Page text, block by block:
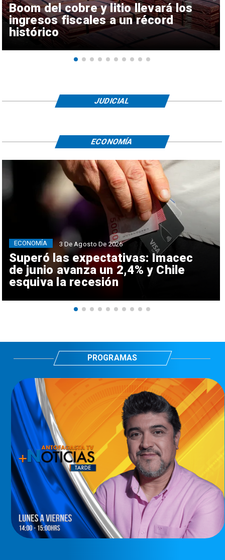
Boom del cobre y litio llevará los
ingresos fiscales a un récord
histórico
JUDICIAL
Superó las expectativas: Imacec
de junio avanza un 2,4% y Chile
esquiva la recesión
ECONOMÍA 3 De Agosto De 2026
ECONOMÍA
PROGRAMAS